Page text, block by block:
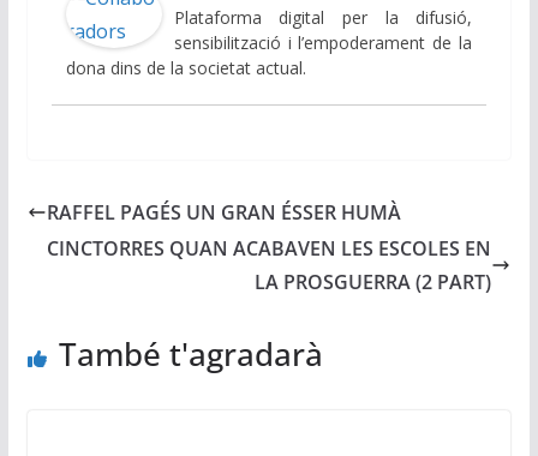
Plataforma digital per la difusió,
sensibilització i l’empoderament de la
dona dins de la societat actual.
RAFFEL PAGÉS UN GRAN ÉSSER HUMÀ
CINCTORRES QUAN ACABAVEN LES ESCOLES EN
LA PROSGUERRA (2 PART)
També t'agradarà